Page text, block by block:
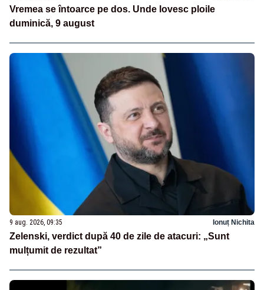
Vremea se întoarce pe dos. Unde lovesc ploile
duminică, 9 august
9 aug. 2026, 09:35 Ionuț Nichita
Zelenski, verdict după 40 de zile de atacuri: „Sunt
mulțumit de rezultat”